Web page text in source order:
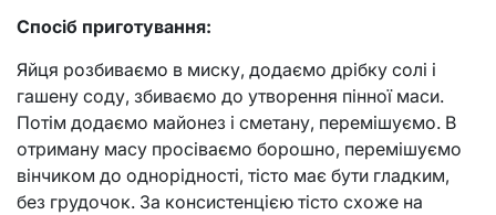
Спосіб приготування:
Яйця розбиваємо в миску, додаємо дрібку солі і
гашену соду, збиваємо до утворення пінної маси.
Потім додаємо майонез і сметану, перемішуємо. В
отриману масу просіваємо борошно, перемішуємо
вінчиком до однорідності, тісто має бути гладким,
без грудочок. За консистенцією тісто схоже на